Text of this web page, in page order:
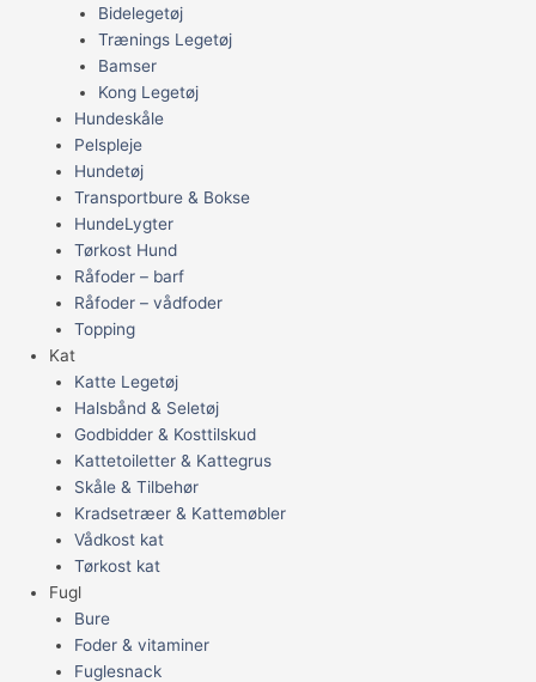
Bidelegetøj
Trænings Legetøj
Bamser
Kong Legetøj
Hundeskåle
Pelspleje
Hundetøj
Transportbure & Bokse
HundeLygter
Tørkost Hund
Råfoder – barf
Råfoder – vådfoder
Topping
Kat
Katte Legetøj
Halsbånd & Seletøj
Godbidder & Kosttilskud
Kattetoiletter & Kattegrus
Skåle & Tilbehør
Kradsetræer & Kattemøbler
Vådkost kat
Tørkost kat
Fugl
Bure
Foder & vitaminer
Fuglesnack